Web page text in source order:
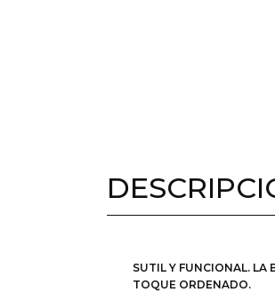
SUTIL Y FUNCIONAL. LA
TOQUE ORDENADO.